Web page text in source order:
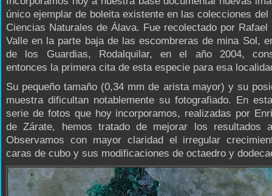
único ejemplar de boleita existente en las colecciones del
Ciencias Naturales de Álava. Fue recolectado por Rafael
Valle en la parte baja de las escombreras de mina Sol,
de los Guardias, Rodalquilar, en el año 2004,
entonces la primera cita de esta especie para esa
Su pequeño tamaño (0,34 mm de arista mayor) y su
muestra dificultan notablemente su fotografiado. En
serie de fotos que hoy incorporamos, realizadas por
de Zárate, hemos tratado de mejorar los resultados
Observamos con mayor claridad el irregular
caras de cubo y sus modificaciones de octaedro y